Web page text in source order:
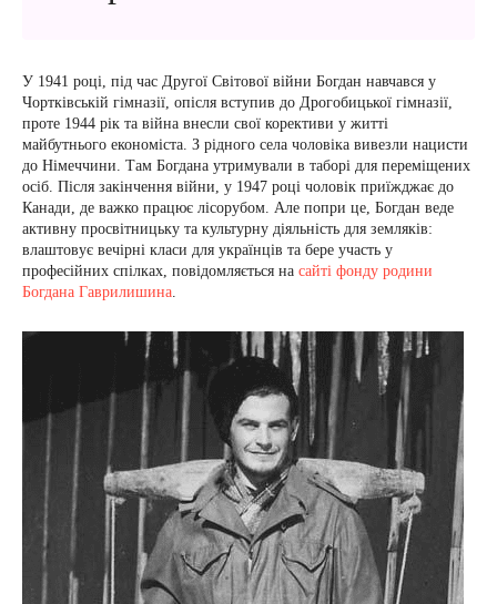
У 1941 році, під час Другої Світової війни Богдан навчався у
Чортківській гімназії, опісля вступив до Дрогобицької гімназії,
проте 1944 рік та війна внесли свої корективи у житті
майбутнього економіста. З рідного села чоловіка вивезли нацисти
до Німеччини. Там Богдана утримували в таборі для переміщених
осіб. Після закінчення війни, у 1947 році чоловік приїжджає до
Канади, де важко працює лісорубом. Але попри це, Богдан веде
активну просвітницьку та культурну діяльність для земляків:
влаштовує вечірні класи для українців та бере участь у
професійних спілках, повідомляється на сайті фонду родини
Богдана Гаврилишина